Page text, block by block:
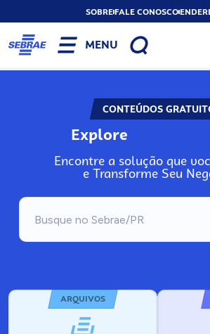
SOBREFALE CONOSCO
MENU
CONTEÚDOS
Explore
Encontre a solução que
e Transforme Seu
ARQUIVOS